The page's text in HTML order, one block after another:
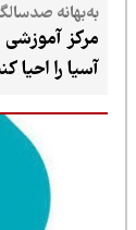
به‌بهانه صدسالگی«
مرکز آموزشی و
آسیا را احیا کنیم!